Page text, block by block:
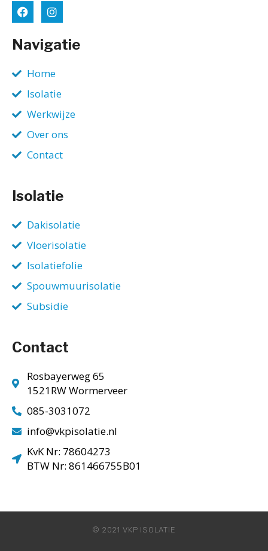
Navigatie
Home
Isolatie
Werkwijze
Over ons
Contact
Isolatie
Dakisolatie
Vloerisolatie
Isolatiefolie
Spouwmuurisolatie
Subsidie
Contact
Rosbayerweg 65
1521RW Wormerveer
085-3031072
info@vkpisolatie.nl
KvK Nr: 78604273
BTW Nr: 861466755B01
© 2021 VKP ISOLATIE